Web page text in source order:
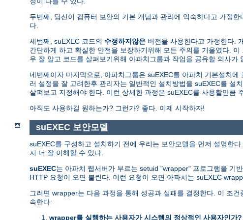
두번째, 당신이 컴퓨터 보안의 기본 개념과 관리에 익숙하다고 가정한
다.
세번째, suEXEC 코드의 수정하지않은 버전을 사용한다고 가정한다.
간단하게 하고 확실한 안전을 보장하기위해 모든 주의를 기울였다.
우 잘 알고 코드를 살펴보기위해 아파치그룹과 작업을 공유할 의사가
네번째이자 마지막으로, 아파치그룹은 suEXEC를 아파치 기본설치에
러 설정을 잘 고려한후 관리자는 일반적인 설치방법을 suEXEC를 설
살펴보고 지정해야 한다. 이런 상세한 과정은 suEXEC를 사용할만큼
아직도 사용하길 원하는가? 그런가? 좋다. 이제 시작하자!
suEXEC 보안모델
suEXEC를 구성하고 설치하기 전에 우리는 보안모델을 먼저 설명한
지 더 잘 이해할 수 있다.
suEXEC는 아파치 웹서버가 부르는 setuid "wrapper" 프로그램을 기
HTTP 요청이 오면 불린다. 이런 요청이 오면 아파치는 suEXEC
그러면 wrapper는 다음 과정을 통해 성공과 실패를 결정한다. 이 조
속한다:
wrapper를 실행하는 사용자가 시스템의 정상적인 사용자인가?